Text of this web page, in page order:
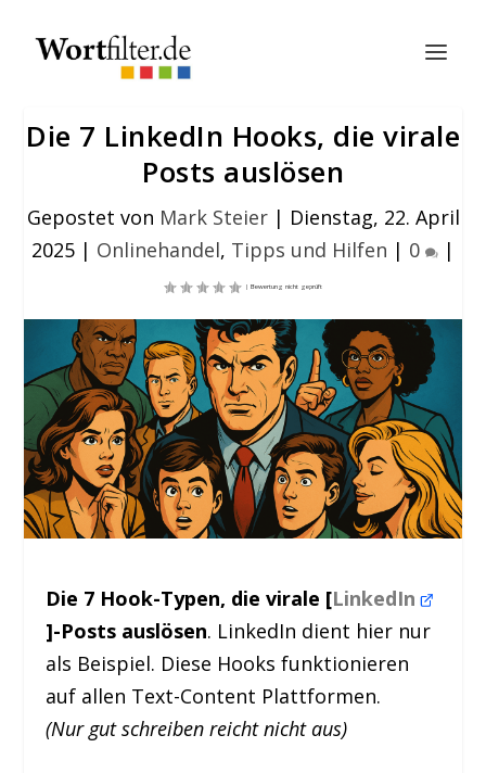
Die 7 LinkedIn Hooks, die virale
Posts auslösen
Gepostet von Mark Steier| Dienstag, 22. April
2025 | Onlinehandel, Tipps und Hilfen | 0 |
Die 7 Hook-Typen, die virale [LinkedIn
]-Posts auslösen. LinkedIn dient hier nur
als Beispiel. Diese Hooks funktionieren
auf allen Text-Content Plattformen.
(Nur gut schreiben reicht nicht aus)